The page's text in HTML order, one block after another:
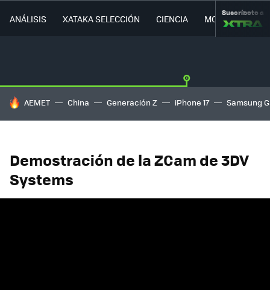
ANÁLISIS XATAKA SELECCIÓN CIENCIA MOVILIDAD
Suscríbete a
HOY SE HABLA DE
AEMET China Generación Z iPhone 17 Samsung
Demostración de la ZCam de 3DV
Systems